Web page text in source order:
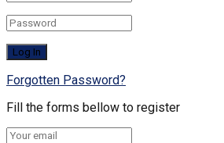
Forgotten Password?
Fill the forms bellow to register